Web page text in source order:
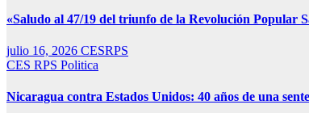
«Saludo al 47/19 del triunfo de la Revolución Popular
julio 16, 2026 CESRPS
CES RPS Politica
Nicaragua contra Estados Unidos: 40 años de una